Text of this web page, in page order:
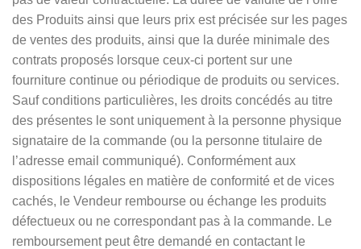
des Produits ainsi que leurs prix est précisée sur les pages
de ventes des produits, ainsi que la durée minimale des
contrats proposés lorsque ceux-ci portent sur une
fourniture continue ou périodique de produits ou services.
Sauf conditions particulières, les droits concédés au titre
des présentes le sont uniquement à la personne physique
signataire de la commande (ou la personne titulaire de
l’adresse email communiqué). Conformément aux
dispositions légales en matière de conformité et de vices
cachés, le Vendeur rembourse ou échange les produits
défectueux ou ne correspondant pas à la commande. Le
remboursement peut être demandé en contactant le